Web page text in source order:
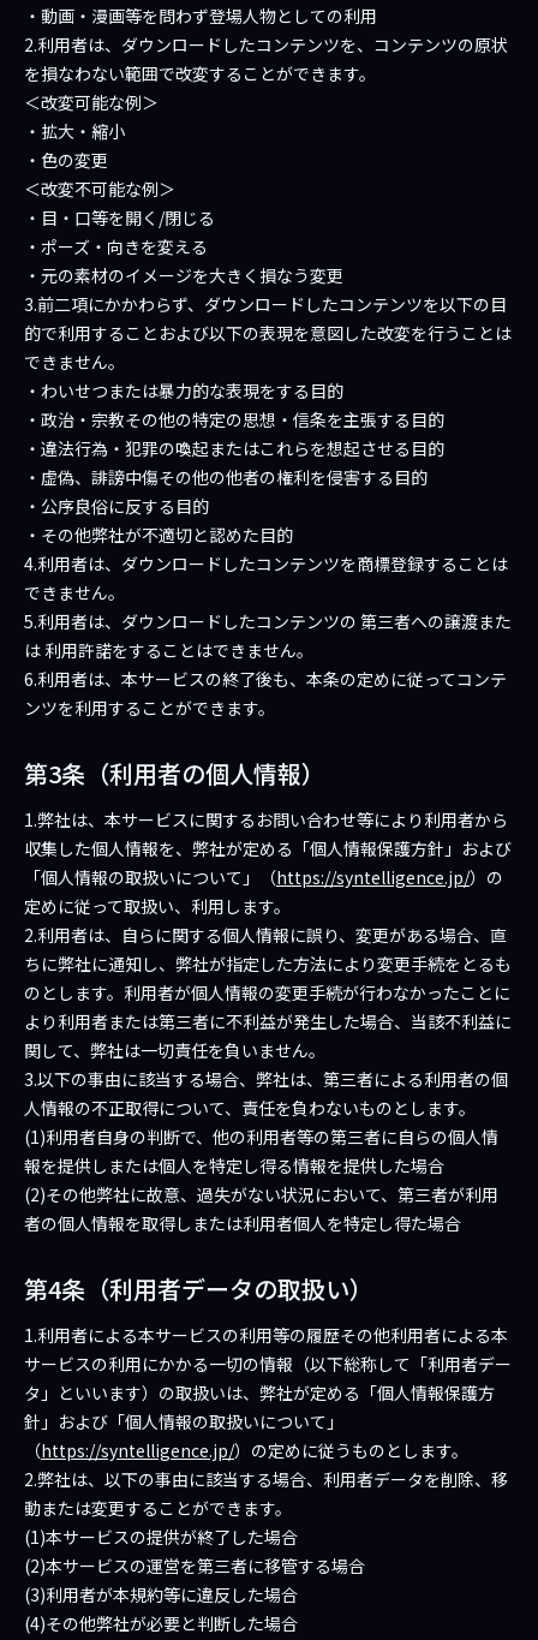
・動画・漫画等を問わず登場人物としての利用
2.利用者は、ダウンロードしたコンテンツを、コンテンツの原状
を損なわない範囲で改変することができます。
＜改変可能な例＞
・拡大・縮小
・色の変更
＜改変不可能な例＞
・目・口等を開く/閉じる
・ポーズ・向きを変える
・元の素材のイメージを大きく損なう変更
3.前二項にかかわらず、ダウンロードしたコンテンツを以下の目
的で利用することおよび以下の表現を意図した改変を行うことは
できません。
・わいせつまたは暴力的な表現をする目的
・政治・宗教その他の特定の思想・信条を主張する目的
・違法行為・犯罪の喚起またはこれらを想起させる目的
・虚偽、誹謗中傷その他の他者の権利を侵害する目的
・公序良俗に反する目的
・その他弊社が不適切と認めた目的
4.利用者は、ダウンロードしたコンテンツを商標登録することは
できません。
5.利用者は、ダウンロードしたコンテンツの 第三者への譲渡また
は 利用許諾をすることはできません。
6.利用者は、本サービスの終了後も、本条の定めに従ってコンテ
ンツを利用することができます。
第3条（利用者の個人情報）
1.弊社は、本サービスに関するお問い合わせ等により利用者から
収集した個人情報を、弊社が定める「個人情報保護方針」および
「個人情報の取扱いについて」（https://syntelligence.jp/）の
定めに従って取扱い、利用します。
2.利用者は、自らに関する個人情報に誤り、変更がある場合、直
ちに弊社に通知し、弊社が指定した方法により変更手続をとるも
のとします。利用者が個人情報の変更手続が行わなかったことに
より利用者または第三者に不利益が発生した場合、当該不利益に
関して、弊社は一切責任を負いません。
3.以下の事由に該当する場合、弊社は、第三者による利用者の個
人情報の不正取得について、責任を負わないものとします。
(1)利用者自身の判断で、他の利用者等の第三者に自らの個人情
報を提供しまたは個人を特定し得る情報を提供した場合
(2)その他弊社に故意、過失がない状況において、第三者が利用
者の個人情報を取得しまたは利用者個人を特定し得た場合
第4条（利用者データの取扱い）
1.利用者による本サービスの利用等の履歴その他利用者による本
サービスの利用にかかる一切の情報（以下総称して「利用者デー
タ」といいます）の取扱いは、弊社が定める「個人情報保護方
針」および「個人情報の取扱いについて」
（https://syntelligence.jp/）の定めに従うものとします。
2.弊社は、以下の事由に該当する場合、利用者データを削除、移
動または変更することができます。
(1)本サービスの提供が終了した場合
(2)本サービスの運営を第三者に移管する場合
(3)利用者が本規約等に違反した場合
(4)その他弊社が必要と判断した場合